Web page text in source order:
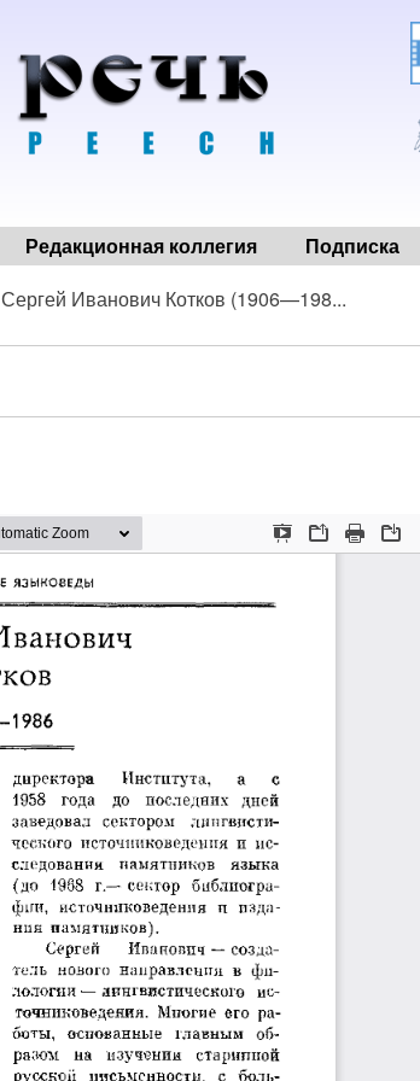
Редакционная коллегия Подписка
Сергей Иванович Котков (1906—198...